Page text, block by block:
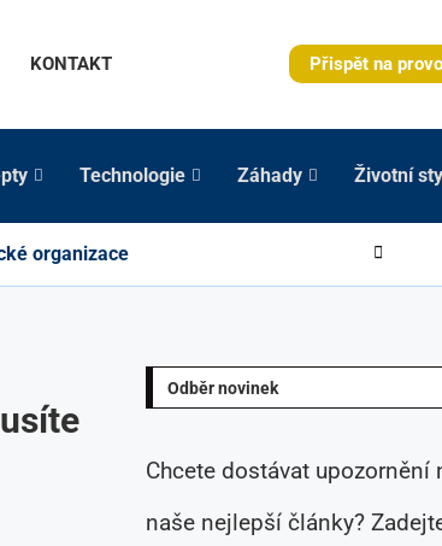
KONTAKT Přispět na
Technologie Záhady Životní
organizace
Odběr novinek
Chcete dostávat upozornění
naše nejlepší články?